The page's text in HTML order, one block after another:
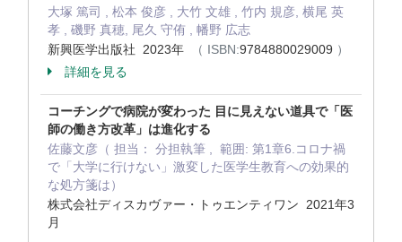
大塚 篤司 , 松本 俊彦 , 大竹 文雄 , 竹内 規彦, 横尾 英
孝 , 磯野 真穂, 尾久 守侑 , 幡野 広志
新興医学出版社 2023年
（ ISBN:9784880029009 ）
詳細を見る
コーチングで病院が変わった 目に見えない道具で「医
師の働き方改革」は進化する
佐藤文彦（ 担当： 分担執筆 , 範囲: 第1章6.コロナ禍
で「大学に行けない」激変した医学生教育への効果的
な処方箋は）
株式会社ディスカヴァー・トゥエンティワン 2021年3
月